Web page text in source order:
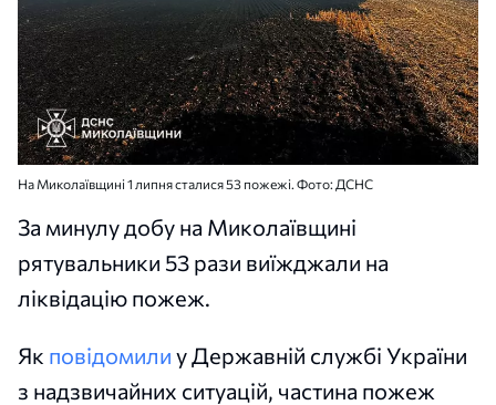
На Миколаївщині 1 липня сталися 53 пожежі. Фото: ДСНС
За минулу добу на Миколаївщині
рятувальники 53 рази виїжджали на
ліквідацію пожеж.
Як повідомили у Державній службі України
з надзвичайних ситуацій, частина пожеж